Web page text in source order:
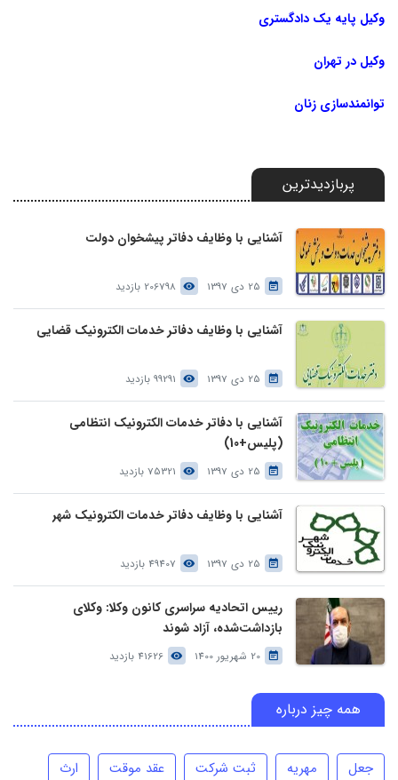
وکیل پایه یک دادگستری
وکیل در تهران
توانمندسازی زنان
پربازدیدترین
آشنایی با وظایف دفاتر پیشخوان دولت
25 دی 1397 206798 بازدید
آشنایی با وظایف دفاتر خدمات الکترونیک قضایی
25 دی 1397 99291 بازدید
آشنایی با دفاتر خدمات الکترونیک انتظامی
(پلیس+10)
25 دی 1397 75321 بازدید
آشنایی با وظایف دفاتر خدمات الکترونیک شهر
25 دی 1397 49407 بازدید
رییس اتحادیه سراسری کانون وکلا: وکلای
بازداشت‌شده، آزاد شوند
20 شهریور 1400 41626 بازدید
همه چیز درباره
جعل مهریه ثبت شرکت عقد موقت
ارث